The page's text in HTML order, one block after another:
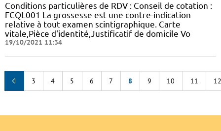
Conditions particulières de RDV : Conseil de cotation :
FCQL001 La grossesse est une contre-indication
relative à tout examen scintigraphique. Carte
vitale,Pièce d'identité,Justificatif de domicile Vo
19/10/2021 11:34
3 4 5 6 7 8 9 10 11 12